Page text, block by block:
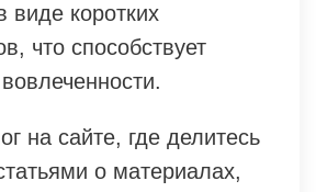
виде коротких
что способствует
на сайте, где делитесь
о материалах,